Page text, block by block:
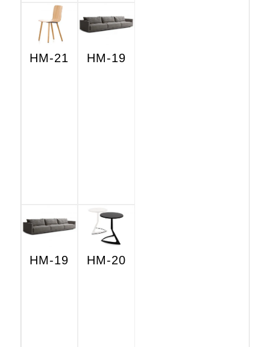
HM-21 HM-19
HM-19 HM-20